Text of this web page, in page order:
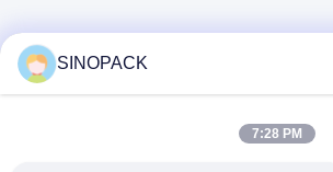
SINOPACK
7:28 PM